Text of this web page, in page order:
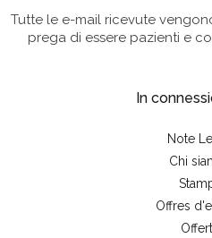
Tutte le e-mail ricevute
prega di essere pazienti e
In
Note
Chi
Offres